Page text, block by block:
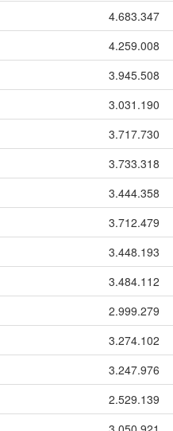
4.683.347
4.259.008
3.945.508
3.031.190
3.717.730
3.733.318
3.444.358
3.712.479
3.448.193
3.484.112
2.999.279
3.274.102
3.247.976
2.529.139